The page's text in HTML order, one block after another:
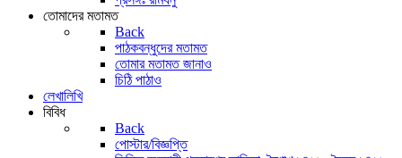
তোমাদের মতামত
Back
পাঠকবন্ধুদের মতামত
তোমার মতামত জানাও
চিঠি পাঠাও
লেখালিখি
বিবিধ
Back
পোস্টার/বিজ্ঞপ্তি